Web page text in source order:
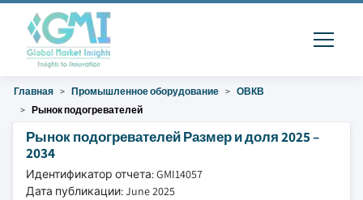
Главная Промышленное оборудование
ОВКВ
Рынок подогревателей
Рынок подогревателей Размер и доля 2025 –
2034
Идентификатор отчета: GMI14057
Дата публикации: June 2025